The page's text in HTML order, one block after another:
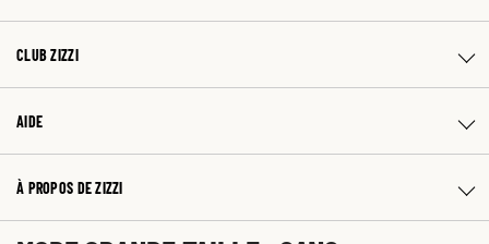
CLUB ZIZZI
AIDE
À PROPOS DE ZIZZI